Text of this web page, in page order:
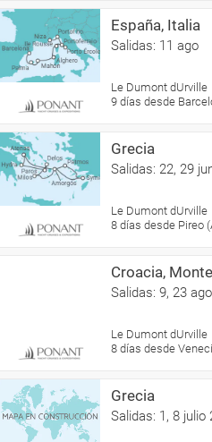
España, Italia
Salidas: 11 ago
Le Dumont dUrville
9 días desde
Grecia
Salidas: 22, 29
Le Dumont dUrville
8 días desde Pireo
Croacia,
Salidas: 9, 23
Le Dumont dUrville
8 días desde
Grecia
Salidas: 1, 8 julio